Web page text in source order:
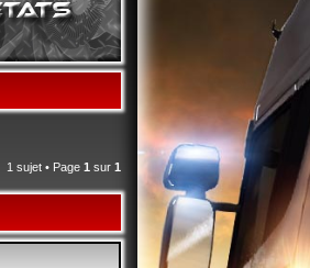
1 sujet • Page 1 sur 1